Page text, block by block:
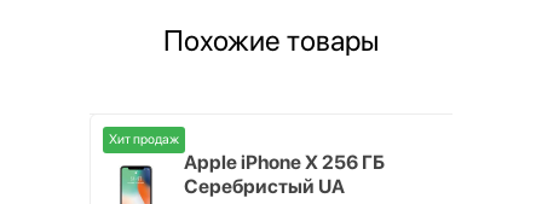
Похожие товары
Хит продаж
Apple iPhone X 256 ГБ
Серебристый UA